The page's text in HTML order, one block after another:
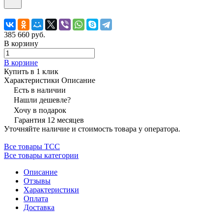
385 660 руб.
В корзину
В корзине
Купить в 1 клик
Характеристики Описание
Есть в наличии
Нашли дешевле?
Хочу в подарок
Гарантия 12 месяцев
Уточняйте наличие и стоимость товара у оператора.
Все товары ТСС
Все товары категории
Описание
Отзывы
Характеристики
Оплата
Доставка